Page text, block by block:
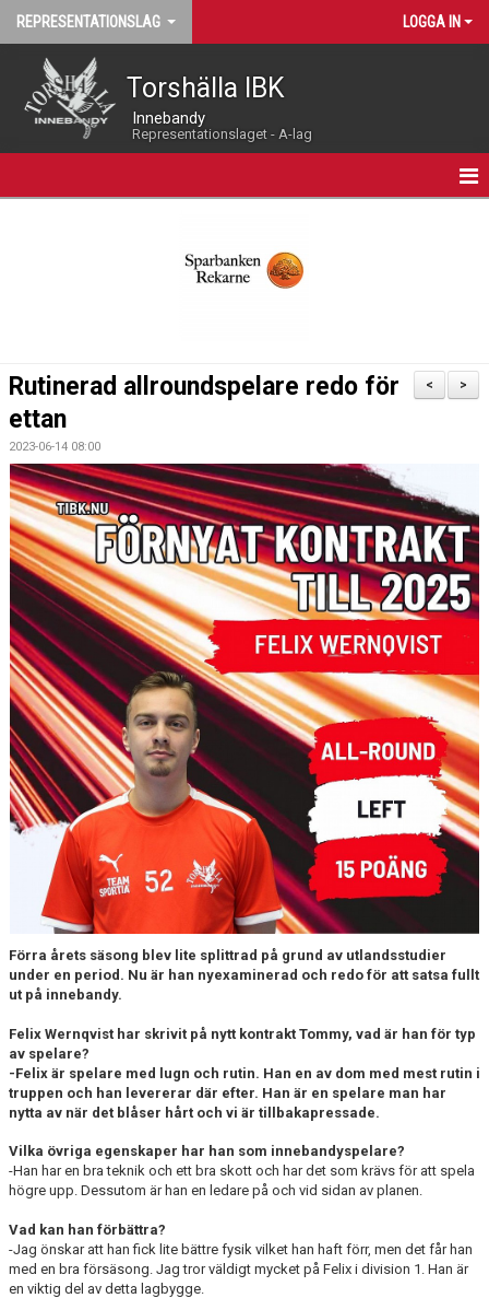
REPRESENTATIONSLAG LOGGA IN
Torshälla IBK
Innebandy
Representationslaget - A-lag
KALENDER
TRUPPEN
GÄSTBOK
KONTAKT
MATCHER
>
<
Rutinerad allroundspelare redo för
ettan
2023-06-14 08:00
Förra årets säsong blev lite splittrad på grund av utlandsstudier
under en period. Nu är han nyexaminerad och redo för att satsa fullt
ut på innebandy.
Felix Wernqvist har skrivit på nytt kontrakt Tommy, vad är han för typ
av spelare?
-Felix är spelare med lugn och rutin. Han en av dom med mest rutin i
truppen och han levererar där efter. Han är en spelare man har
nytta av när det blåser hårt och vi är tillbakapressade.
Vilka övriga egenskaper har han som innebandyspelare?
-Han har en bra teknik och ett bra skott och har det som krävs för att spela
högre upp. Dessutom är han en ledare på och vid sidan av planen.
Vad kan han förbättra?
-Jag önskar att han fick lite bättre fysik vilket han haft förr, men det får han
med en bra försäsong. Jag tror väldigt mycket på Felix i division 1. Han är
en viktig del av detta lagbygge.